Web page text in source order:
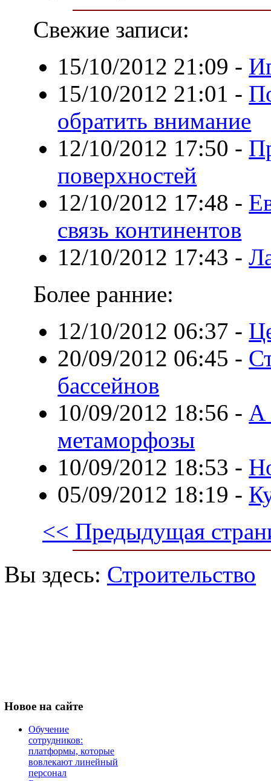
Свежие записи:
15/10/2012 21:09 -
15/10/2012 21:01 -
обратить внимание
12/10/2012 17:50 -
поверхностей
12/10/2012 17:48 -
связь континентов
12/10/2012 17:43 -
Более ранние:
12/10/2012 06:37 -
20/09/2012 06:45 -
бассейнов
10/09/2012 18:56 - А
метаморфозы
10/09/2012 18:53 -
05/09/2012 18:19 -
<< Предыдущая
Вы здесь: Строительство
Новое на сайте
Обучение
сотрудников:
платформы, которые
вовлекают линейный
персонал